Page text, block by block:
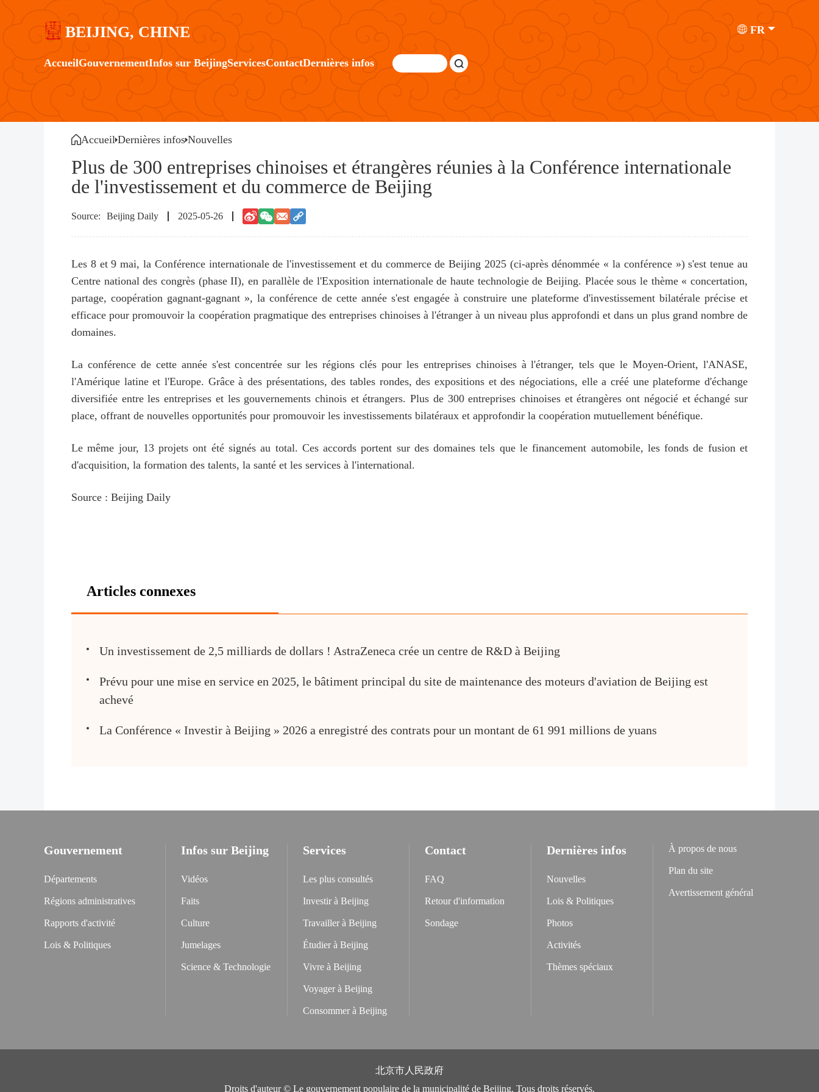
BEIJING, CHINE FR
AccueilGouvernementInfos sur BeijingServicesContactDernières infos
Accueil Dernières infos Nouvelles
Plus de 300 entreprises chinoises et étrangères réunies à la Conférence internationale
de l'investissement et du commerce de Beijing
Beijing Daily 2025-05-26
Les 8 et 9 mai, la Conférence internationale de l'investissement et du commerce de Beijing 2025 (ci-après dénommée « la conférence ») s'est tenue au
Centre national des congrès (phase II), en parallèle de l'Exposition internationale de haute technologie de Beijing. Placée sous le thème « concertation,
partage, coopération gagnant-gagnant », la conférence de cette année s'est engagée à construire une plateforme d'investissement bilatérale précise et
efficace pour promouvoir la coopération pragmatique des entreprises chinoises à l'étranger à un niveau plus approfondi et dans un plus grand nombre de
domaines.
La conférence de cette année s'est concentrée sur les régions clés pour les entreprises chinoises à l'étranger, tels que le Moyen-Orient, l'ANASE,
l'Amérique latine et l'Europe. Grâce à des présentations, des tables rondes, des expositions et des négociations, elle a créé une plateforme d'échange
diversifiée entre les entreprises et les gouvernements chinois et étrangers. Plus de 300 entreprises chinoises et étrangères ont négocié et échangé sur
place, offrant de nouvelles opportunités pour promouvoir les investissements bilatéraux et approfondir la coopération mutuellement bénéfique.
Le même jour, 13 projets ont été signés au total. Ces accords portent sur des domaines tels que le financement automobile, les fonds de fusion et
d'acquisition, la formation des talents, la santé et les services à l'international.
Source : Beijing Daily
Articles connexes
Un investissement de 2,5 milliards de dollars ! AstraZeneca crée un centre de R&D à Beijing
Prévu pour une mise en service en 2025, le bâtiment principal du site de maintenance des moteurs d'aviation de Beijing est
achevé
La Conférence « Investir à Beijing » 2026 a enregistré des contrats pour un montant de 61 991 millions de yuans
Gouvernement
Départements
Régions administratives
Rapports d'activité
Lois & Politiques
Infos sur Beijing
Vidéos
Faits
Culture
Jumelages
Science & Technologie
Services
Les plus consultés
Investir à Beijing
Travailler à Beijing
Étudier à Beijing
Vivre à Beijing
Voyager à Beijing
Consommer à Beijing
Contact
FAQ
Retour d'information
Sondage
Dernières infos
Nouvelles
Lois & Politiques
Photos
Activités
Thèmes spéciaux
À propos de nous
Plan du site
Avertissement général
北京市人民政府
Droits d'auteur © Le gouvernement populaire de la municipalité de Beijing. Tous droits réservés.